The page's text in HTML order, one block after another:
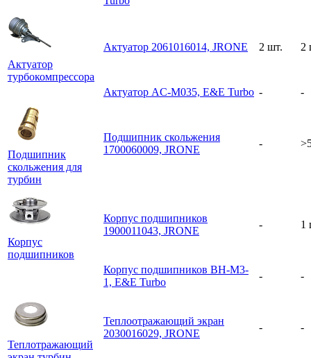
Актуатор
турбокомпрессора
Актуатор 2061016014, JRONE 2 шт. 2
Актуатор AC-M035, E&E Turbo - -
Подшипник
скольжения для
турбин
Подшипник скольжения
1700060009, JRONE
-
Корпус
подшипников
Корпус подшипников
1900011043, JRONE
- 1
Корпус подшипников BH-M3-
1, E&E Turbo
- -
Теплотражающий
Теплоотражающий экран
2030016029, JRONE
- -